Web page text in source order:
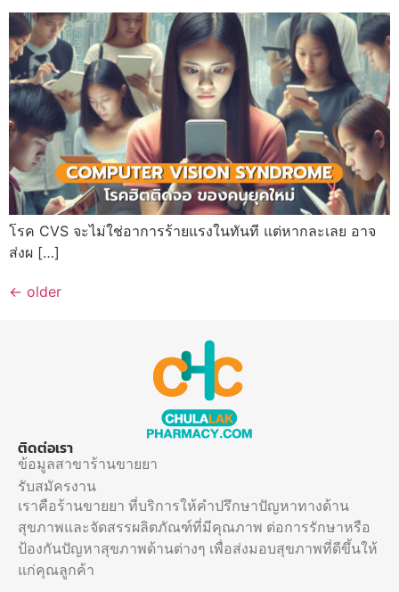
โรค CVS จะไม่ใช่อาการร้ายแรงในทันที แต่หากละเลย อาจ
ส่งผ […]
← older
ติดต่อเรา
ข้อมูลสาขาร้านขายยา
รับสมัครงาน
เราคือร้านขายยา ที่บริการให้คำปรึกษาปัญหาทางด้าน
สุขภาพและจัดสรรผลิตภัณฑ์ที่มีคุณภาพ ต่อการรักษาหรือ
ป้องกันปัญหาสุขภาพด้านต่างๆ เพื่อส่งมอบสุขภาพที่ดีขึ้นให้
แก่คุณลูกค้า